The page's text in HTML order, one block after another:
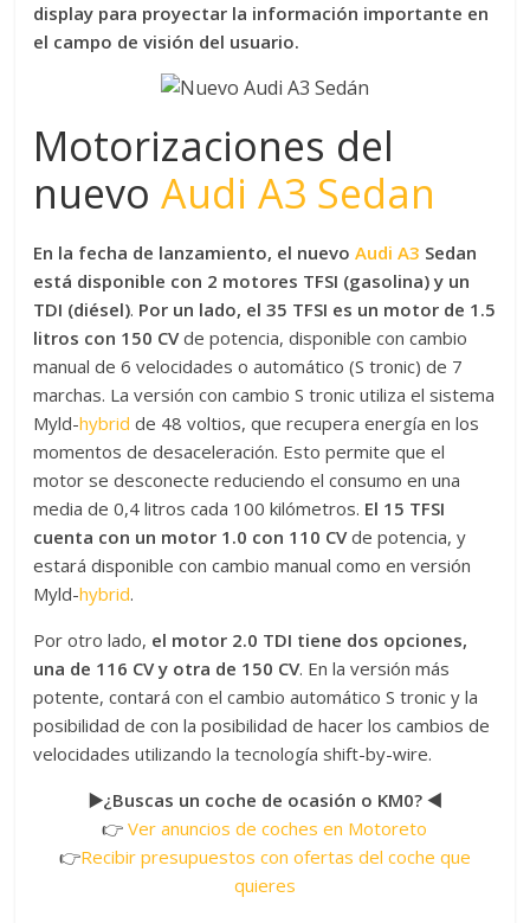
display para proyectar la información importante en
el campo de visión del usuario.
Motorizaciones del
nuevoAudi A3 Sedan
En la fecha de lanzamiento, el nuevoAudi A3 Sedan
está disponible con 2 motores TFSI (gasolina) y un
TDI (diésel). Por un lado, el 35 TFSI es un motor de 1.5
litros con 150 CVde potencia, disponible con cambio
manual de 6 velocidades o automático (S tronic) de 7
marchas. La versión con cambio S tronic utiliza el sistema
Myld-hybrid de 48 voltios, que recupera energía en los
momentos de desaceleración. Esto permite que el
motor se desconecte reduciendo el consumo en una
media de 0,4 litros cada 100 kilómetros. El 15 TFSI
cuenta con un motor 1.0 con 110 CVde potencia, y
estará disponible con cambio manual como en versión
Myld-hybrid.
Por otro lado, el motor 2.0 TDI tiene dos opciones,
una de 116 CV y otra de 150 CV. En la versión más
potente, contará con el cambio automático S tronic y la
posibilidad de con la posibilidad de hacer los cambios de
velocidades utilizando la tecnología shift-by-wire.
▶️¿Buscas un coche de ocasión o KM0? ◀️
👉Ver anuncios de coches en Motoreto
👉Recibir presupuestos con ofertas del coche que
quieres